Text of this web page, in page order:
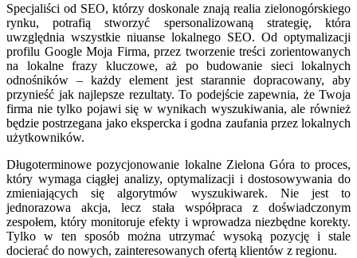
Specjaliści od SEO, którzy doskonale znają realia zielonogórskiego
rynku, potrafią stworzyć spersonalizowaną strategię, która
uwzględnia wszystkie niuanse lokalnego SEO. Od optymalizacji
profilu Google Moja Firma, przez tworzenie treści zorientowanych
na lokalne frazy kluczowe, aż po budowanie sieci lokalnych
odnośników – każdy element jest starannie dopracowany, aby
przynieść jak najlepsze rezultaty. To podejście zapewnia, że Twoja
firma nie tylko pojawi się w wynikach wyszukiwania, ale również
będzie postrzegana jako ekspercka i godna zaufania przez lokalnych
użytkowników.
Długoterminowe pozycjonowanie lokalne Zielona Góra to proces,
który wymaga ciągłej analizy, optymalizacji i dostosowywania do
zmieniających się algorytmów wyszukiwarek. Nie jest to
jednorazowa akcja, lecz stała współpraca z doświadczonym
zespołem, który monitoruje efekty i wprowadza niezbędne korekty.
Tylko w ten sposób można utrzymać wysoką pozycję i stale
docierać do nowych, zainteresowanych ofertą klientów z regionu.